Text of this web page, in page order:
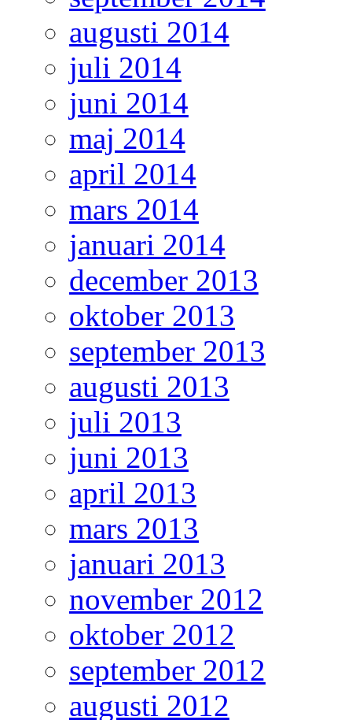
augusti 2014
juli 2014
juni 2014
maj 2014
april 2014
mars 2014
januari 2014
december 2013
oktober 2013
september 2013
augusti 2013
juli 2013
juni 2013
april 2013
mars 2013
januari 2013
november 2012
oktober 2012
september 2012
augusti 2012